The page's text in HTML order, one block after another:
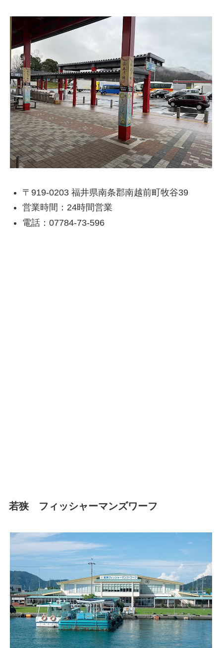
〒919-0203 福井県南条郡南越前町牧谷39
営業時間：24時間営業
電話：07784-73-596
若狭 フィッシャーマンズワーフ